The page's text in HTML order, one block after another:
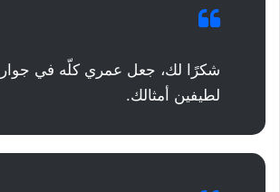
شكرًا لك، جعل عمري كلّه في
لطيفين أمثالك.